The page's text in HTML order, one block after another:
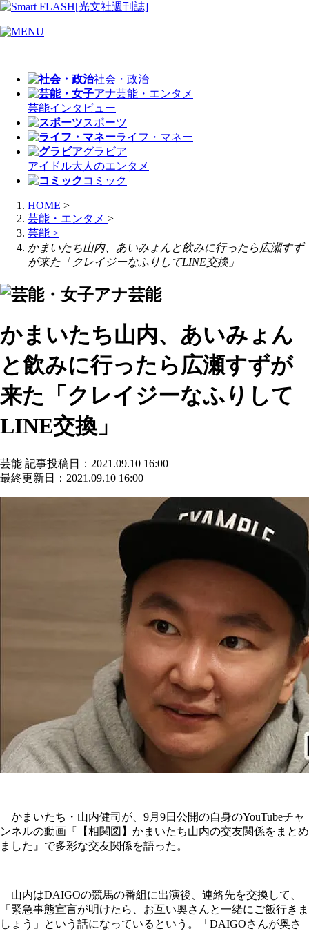
社会・政治
芸能・エンタメ
芸能インタビュー
スポーツ
ライフ・マネー
グラビア
アイドル大人のエンタメ
コミック
HOME >
芸能・エンタメ >
芸能 >
かまいたち山内、あいみょんと飲みに行ったら広瀬すず
が来た「クレイジーなふりしてLINE交換」
芸能
かまいたち山内、あいみょん
と飲みに行ったら広瀬すずが
来た「クレイジーなふりして
LINE交換」
芸能 記事投稿日：2021.09.10 16:00
最終更新日：2021.09.10 16:00
かまいたち・山内健司が、9月9日公開の自身のYouTubeチャ
ンネルの動画『【相関図】かまいたち山内の交友関係をまとめ
ました』で多彩な交友関係を語った。
山内はDAIGOの競馬の番組に出演後、連絡先を交換して、
「緊急事態宣言が明けたら、お互い奥さんと一緒にご飯行きま
しょう」という話になっているという。「DAIGOさんが奥さ